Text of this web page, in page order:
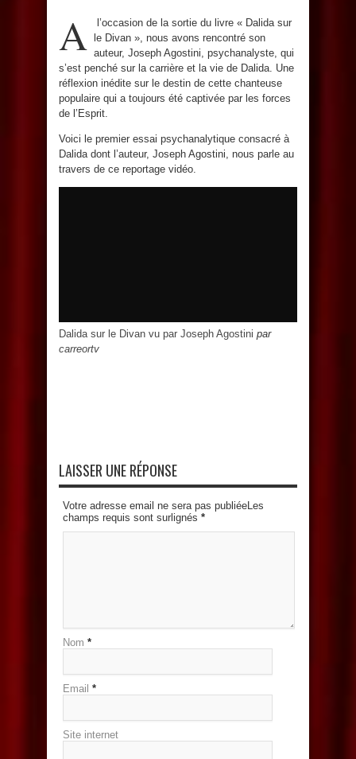
A
l’occasion de la sortie du livre « Dalida sur
le Divan », nous avons rencontré son
auteur, Joseph Agostini, psychanalyste, qui
s’est penché sur la carrière et la vie de Dalida. Une
réflexion inédite sur le destin de cette chanteuse
populaire qui a toujours été captivée par les forces
de l’Esprit.
Voici le premier essai psychanalytique consacré à
Dalida dont l’auteur, Joseph Agostini, nous parle au
travers de ce reportage vidéo.
Dalida sur le Divan vu par Joseph Agostini par
carreortv
LAISSER UNE RÉPONSE
Votre adresse email ne sera pas publiéeLes
champs requis sont surlignés *
Nom *
Email *
Site internet